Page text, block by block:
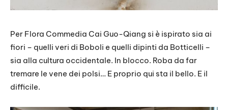
Per Flora Commedia Cai Guo-Qiang si è ispirato sia ai
fiori – quelli veri di Boboli e quelli dipinti da Botticelli –
sia alla cultura occidentale. In blocco. Roba da far
tremare le vene dei polsi… E proprio qui sta il bello. E il
difficile.